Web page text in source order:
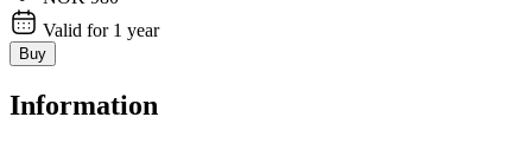
Valid for 1 year
Buy
Information